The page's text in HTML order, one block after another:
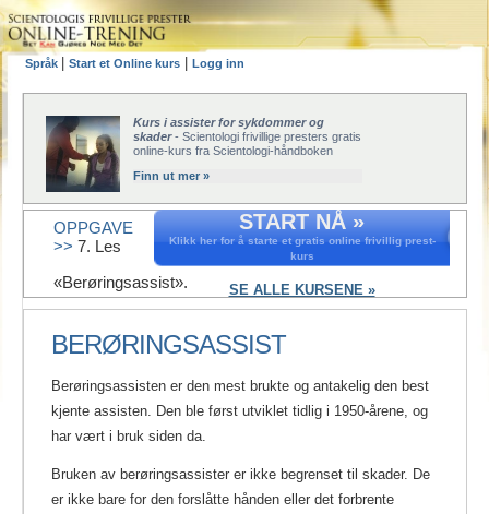
Språk Start et Online kurs Logg inn
Kurs i assister for sykdommer og
skader- Scientologi frivillige presters gratis
online-kurs fra Scientologi-håndboken
Finn ut mer »
START NÅ »
Klikk her for å starte et gratis online frivillig prest-
kurs
SE ALLE KURSENE »
OPPGAVE
>> 7. Les
«Berøringsassist».
BERØRINGSASSIST
Berøringsassisten er den mest brukte og antakelig den best
kjente assisten. Den ble først utviklet tidlig i 1950-årene, og
har vært i bruk siden da.
Bruken av berøringsassister er ikke begrenset til skader. De
er ikke bare for den forslåtte hånden eller det forbrente